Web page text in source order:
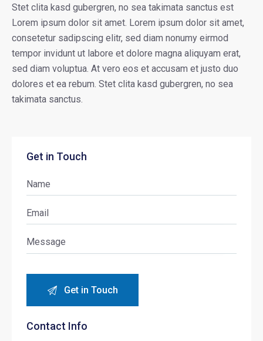
Stet clita kasd gubergren, no sea takimata sanctus est
Lorem ipsum dolor sit amet. Lorem ipsum dolor sit amet,
consetetur sadipscing elitr, sed diam nonumy eirmod
tempor invidunt ut labore et dolore magna aliquyam erat,
sed diam voluptua. At vero eos et accusam et justo duo
dolores et ea rebum. Stet clita kasd gubergren, no sea
takimata sanctus.
Get in Touch
Contact Info